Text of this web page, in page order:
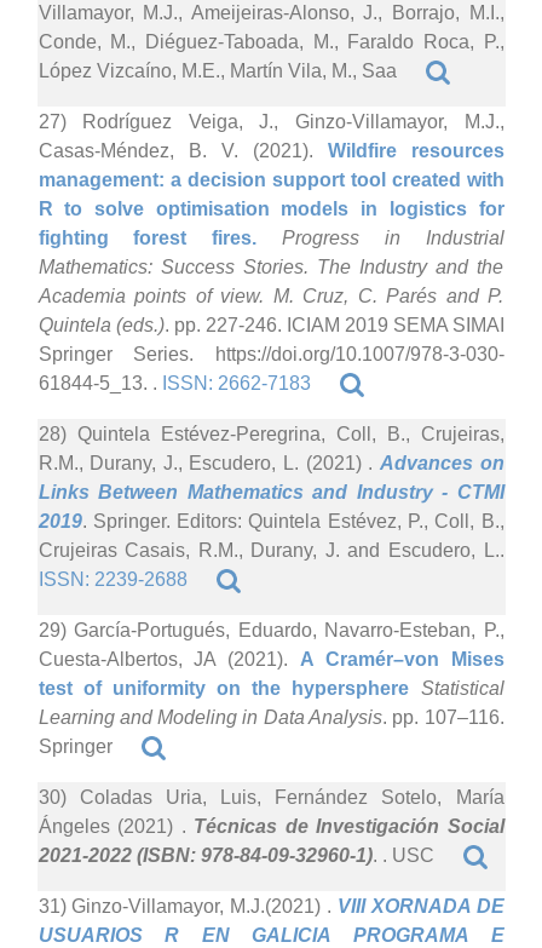
Villamayor, M.J., Ameijeiras-Alonso, J., Borrajo, M.I.,
Conde, M., Diéguez-Taboada, M., Faraldo Roca, P.,
López Vizcaíno, M.E., Martín Vila, M., Saa
27) Rodríguez Veiga, J., Ginzo-Villamayor, M.J.,
Casas-Méndez, B. V. (2021). Wildfire resources
management: a decision support tool created with
R to solve optimisation models in logistics for
fighting forest fires. Progress in Industrial
Mathematics: Success Stories. The Industry and the
Academia points of view. M. Cruz, C. Parés and P.
Quintela (eds.). pp. 227-246. ICIAM 2019 SEMA SIMAI
Springer Series. https://doi.org/10.1007/978-3-030-
61844-5_13. . ISSN: 2662-7183
28) Quintela Estévez-Peregrina, Coll, B., Crujeiras,
R.M., Durany, J., Escudero, L. (2021) . Advances on
Links Between Mathematics and Industry - CTMI
2019. Springer. Editors: Quintela Estévez, P., Coll, B.,
Crujeiras Casais, R.M., Durany, J. and Escudero, L..
ISSN: 2239-2688
29) García-Portugués, Eduardo, Navarro-Esteban, P.,
Cuesta-Albertos, JA (2021). A Cramér–von Mises
test of uniformity on the hypersphere Statistical
Learning and Modeling in Data Analysis. pp. 107–116.
Springer
30) Coladas Uria, Luis, Fernández Sotelo, María
Ángeles (2021) . Técnicas de Investigación Social
2021-2022 (ISBN: 978-84-09-32960-1). . USC
31) Ginzo-Villamayor, M.J.(2021) . VIII XORNADA DE
USUARIOS R EN GALICIA PROGRAMA E